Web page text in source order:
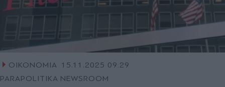
ΟΙΚΟΝΟΜΙΑ 15.11.2025 09:29
PARAPOLITIKA NEWSROOM